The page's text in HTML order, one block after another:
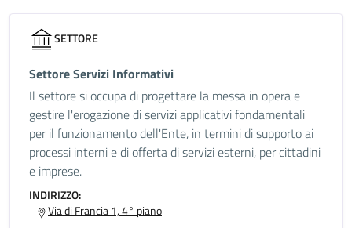
SETTORE
Settore Servizi Informativi
Il settore si occupa di progettare la messa in opera e
gestire l'erogazione di servizi applicativi fondamentali
per il funzionamento dell'Ente, in termini di supporto ai
processi interni e di offerta di servizi esterni, per cittadini
e imprese.
INDIRIZZO:
Via di Francia 1, 4° piano